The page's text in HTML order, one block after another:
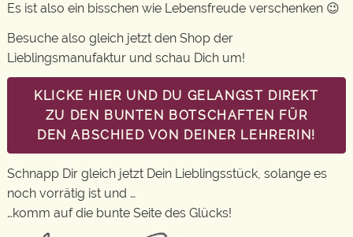
Es ist also ein bisschen wie Lebensfreude verschenken 😉
Besuche also gleich jetzt den Shop der
Lieblingsmanufaktur und schau Dich um!
KLICKE HIER UND DU GELANGST DIREKT
ZU DEN BUNTEN BOTSCHAFTEN FÜR
DEN ABSCHIED VON DEINER LEHRERIN!
Schnapp Dir gleich jetzt Dein Lieblingsstück, solange es
noch vorrätig ist und …
…komm auf die bunte Seite des Glücks!